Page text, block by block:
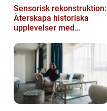
Sensorisk rekonstruktion:
Återskapa historiska
upplevelser med